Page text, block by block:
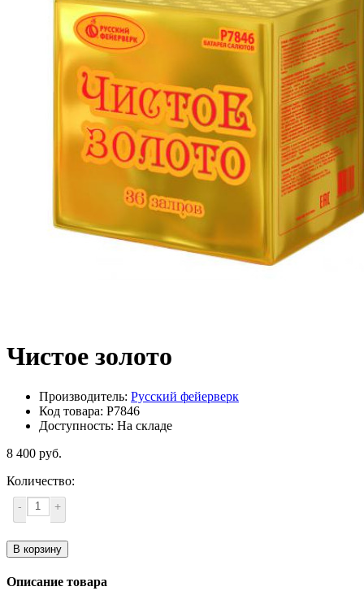
Чистое золото
Производитель: Русский фейерверк
Код товара: Р7846
Доступность: На складе
8 400 руб.
Количество:
- +
В корзину
Описание товара